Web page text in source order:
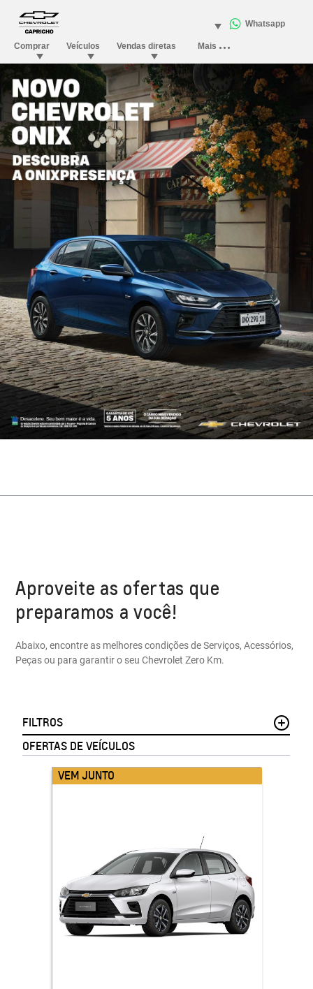
Aproveite as ofertas que
preparamos a você!
Abaixo, encontre as melhores condições de Serviços, Acessórios,
Peças ou para garantir o seu Chevrolet Zero Km.